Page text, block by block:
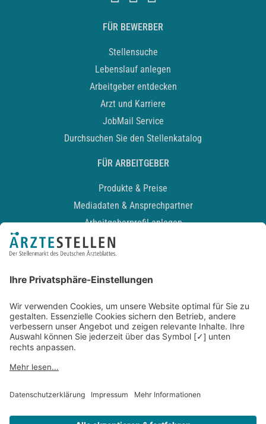
FÜR BEWERBER
Stellensuche
Lebenslauf anlegen
Arbeitgeber entdecken
Arzt und Karriere
JobMail Service
Durchsuchen Sie den Stellenkatalog
FÜR ARBEITGEBER
Produkte & Preise
Mediadaten & Ansprechpartner
Arbeitgeberprofil anlegen
Recruiting-Podcast
Kontakt
Datenschutz
Newsletter